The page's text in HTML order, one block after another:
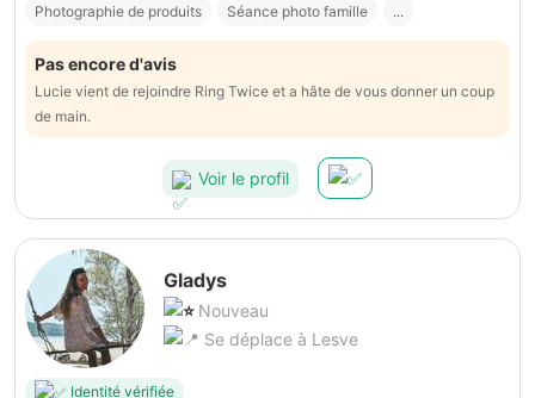
Photographie de produits Séance photo famille ...
Pas encore d'avis
Lucie vient de rejoindre Ring Twice et a hâte de vous donner un coup
de main.
Voir le profil
Gladys
Nouveau
Se déplace à Lesve
Identité vérifiée